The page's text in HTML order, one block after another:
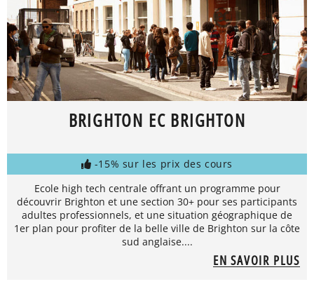
BRIGHTON EC BRIGHTON
-15% sur les prix des cours
Ecole high tech centrale offrant un programme pour
découvrir Brighton et une section 30+ pour ses participants
adultes professionnels, et une situation géographique de
1er plan pour profiter de la belle ville de Brighton sur la côte
sud anglaise....
EN SAVOIR PLUS